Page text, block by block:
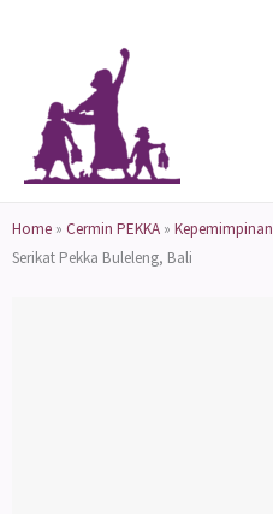
Home » Cermin PEKKA »
Serikat Pekka Buleleng, Bali